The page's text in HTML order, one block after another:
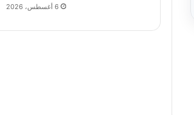
6 أغسطس، 2026